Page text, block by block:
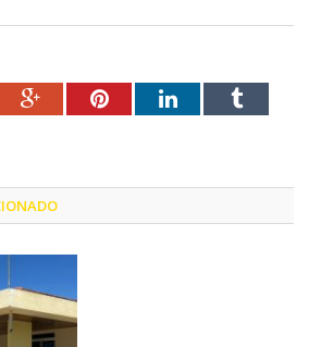
Google+PinterestLinkedInTumblr